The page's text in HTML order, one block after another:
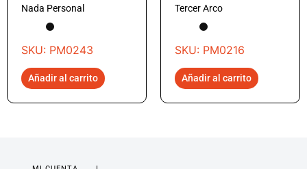
Nada Personal
SKU: PM0243
Añadir al carrito
Tercer Arco
SKU: PM0216
Añadir al carrito